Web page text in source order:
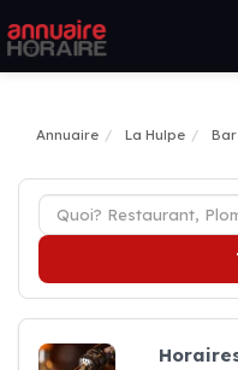
Annuaire La Hulpe Bar